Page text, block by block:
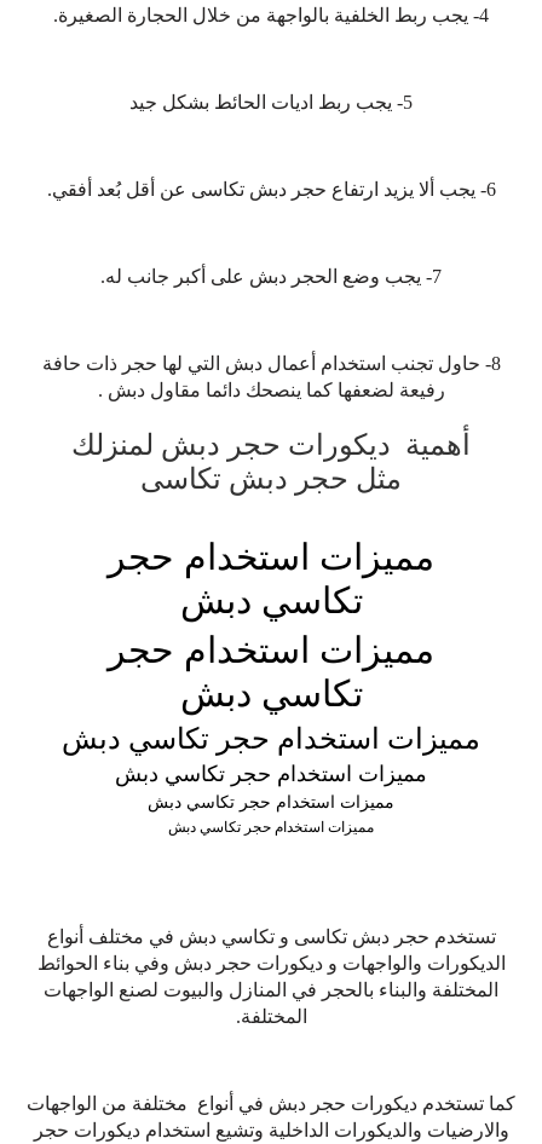
4- يجب ربط الخلفية بالواجهة من خلال الحجارة الصغيرة.
5- يجب ربط اديات الحائط بشكل جيد
6- يجب ألا يزيد ارتفاع حجر دبش تكاسى عن أقل بُعد أفقي.
7- يجب وضع الحجر دبش على أكبر جانب له.
8- حاول تجنب استخدام أعمال دبش التي لها حجر ذات حافة
رفيعة لضعفها كما ينصحك دائما مقاول دبش .
أهمية ديكورات حجر دبش لمنزلك
مثل حجر دبش تكاسى
مميزات استخدام حجر
تكاسي دبش
مميزات استخدام حجر
تكاسي دبش
مميزات استخدام حجر تكاسي دبش
مميزات استخدام حجر تكاسي دبش
مميزات استخدام حجر تكاسي دبش
مميزات استخدام حجر تكاسي دبش
تستخدم حجر دبش تكاسى و تكاسي دبش في مختلف أنواع
الديكورات والواجهات و ديكورات حجر دبش وفي بناء الحوائط
المختلفة والبناء بالحجر في المنازل والبيوت لصنع الواجهات
المختلفة.
كما تستخدم ديكورات حجر دبش في أنواع مختلفة من الواجهات
والارضيات والديكورات الداخلية وتشيع استخدام ديكورات حجر